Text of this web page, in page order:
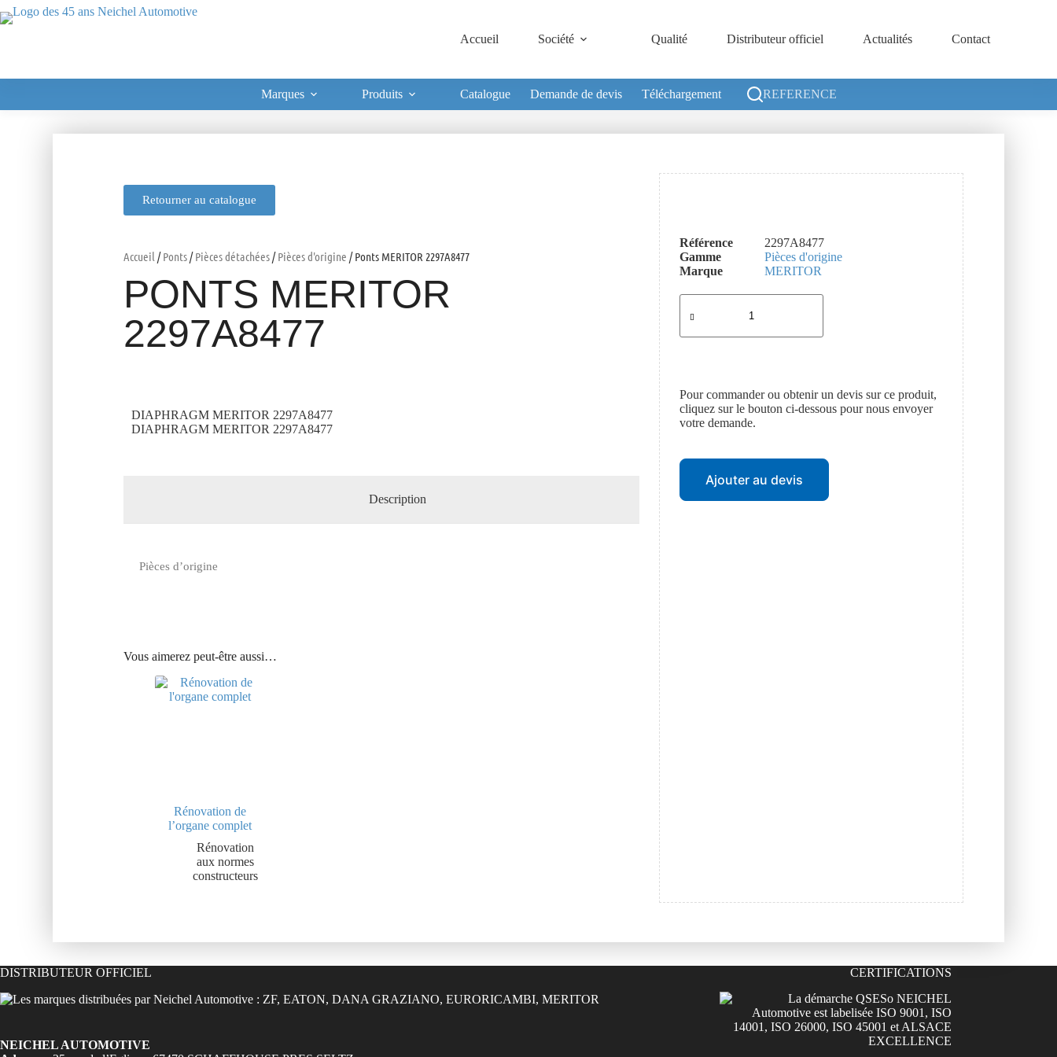
Accueil Société Qualité Distributeur officiel Actualités Contact
Marques Produits Catalogue Demande de devis Téléchargement REFERENCE
Retourner au catalogue
Accueil /Ponts/Pièces détachées/Pièces d'origine / Ponts MERITOR 2297A8477
PONTS MERITOR
2297A8477
DIAPHRAGM MERITOR 2297A8477
DIAPHRAGM MERITOR 2297A8477
Description
Pièces d’origine
Vous aimerez peut-être aussi…
Rénovation de
l’organe complet
Rénovation
aux normes
constructeurs
Référence
2297A8477
Gamme
Pièces d'origine
Marque
MERITOR
Pour commander ou obtenir un devis sur ce produit,
cliquez sur le bouton ci-dessous pour nous envoyer
votre demande.
Ajouter au devis
DISTRIBUTEUR OFFICIEL
NEICHEL AUTOMOTIVE
CERTIFICATIONS